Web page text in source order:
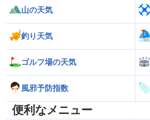
山の天気
釣り天気
ゴルフ場の天気
風邪予防指数
便利なメニュー